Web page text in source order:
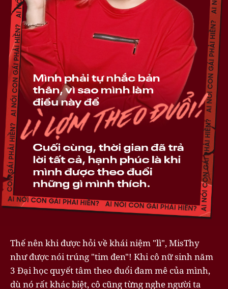
Thế nên khi được hỏi về khái niệm "lì", MisThy
như được nói trúng "tim đen"! Khi cô nữ sinh năm
3 Đại học quyết tâm theo đuổi đam mê của mình,
dù nó rất khác biệt, cô cũng từng nghe người ta